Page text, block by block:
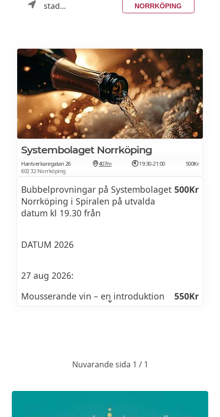
stad... NORRKÖPING
Systembolaget Norrköping
Hantverkaregatan 26
602 32 Norrköping
407m 19:30-21:00 500Kr
Bubbelprovningar på Systembolaget
Norrköping i Spiralen på utvalda
datum kl 19.30 från
500Kr
DATUM 2026
27 aug 2026:
Mousserande vin – en introduktion
550Kr
mousserande vin? På denna provning
mousserande viner från olika områden och
Nuvarande sida 1 / 1